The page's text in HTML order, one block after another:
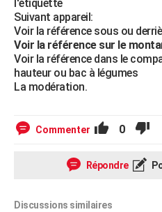
l'étiquette
Suivant appareil:
Voir la référence sous ou
Voir la référence sur le
Voir la référence dans le
hauteur ou bac à légumes
La modération.
Commenter 0
Répondre
Discussions similaires